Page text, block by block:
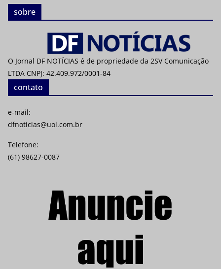
sobre
O Jornal DF NOTÍCIAS é de propriedade da 2SV Comunicação
LTDA CNPJ: 42.409.972/0001-84
contato
e-mail:
dfnoticias@uol.com.br
Telefone:
(61) 98627-0087